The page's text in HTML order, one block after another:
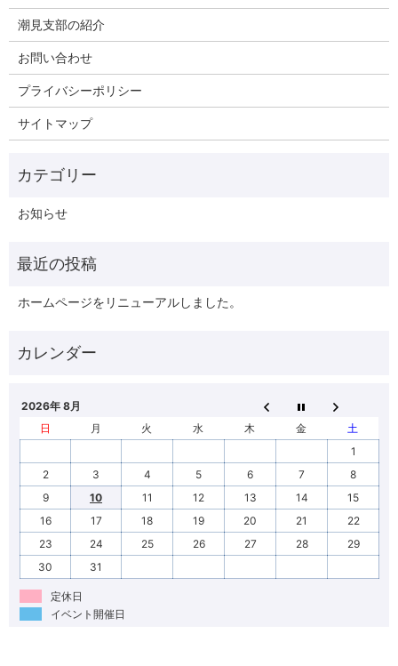
潮見支部の紹介
お問い合わせ
プライバシーポリシー
サイトマップ
お知らせ
ホームページをリニューアルしました。
2026年 8月
日
月 火 水 木 金
土
1
2
3 4 5 6 7
8
9
10 11 12 13 14
15
16
17 18 19 20 21
22
23
24 25 26 27 28
29
30
31
定休日
イベント開催日